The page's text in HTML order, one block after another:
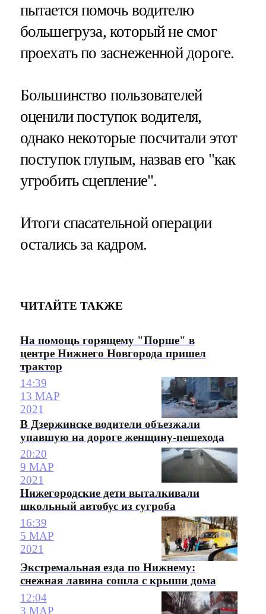
пытается помочь водителю
большегруза, который не смог
проехать по заснеженной дороге.
Большинство пользователей
оценили поступок водителя,
однако некоторые посчитали этот
поступок глупым, назвав его "как
угробить сцепление".
Итоги спасательной операции
остались за кадром.
ЧИТАЙТЕ ТАКЖЕ
На помощь горящему "Порше" в
центре Нижнего Новгорода пришел
трактор
14:39
13 МАР
2021
В Дзержинске водители объезжали
упавшую на дороге женщину-пешехода
20:20
9 МАР
2021
Нижегородские дети выталкивали
школьный автобус из сугроба
16:39
5 МАР
2021
Экстремальная езда по Нижнему:
снежная лавина сошла с крыши дома
12:04
3 МАР